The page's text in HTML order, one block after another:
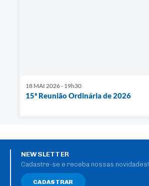
18 MAI 2026 - 19h30
15ª Reunião Ordinária de 2026
NEWSLETTER
Cadastre-se e receba nossas novidades!
CADASTRAR